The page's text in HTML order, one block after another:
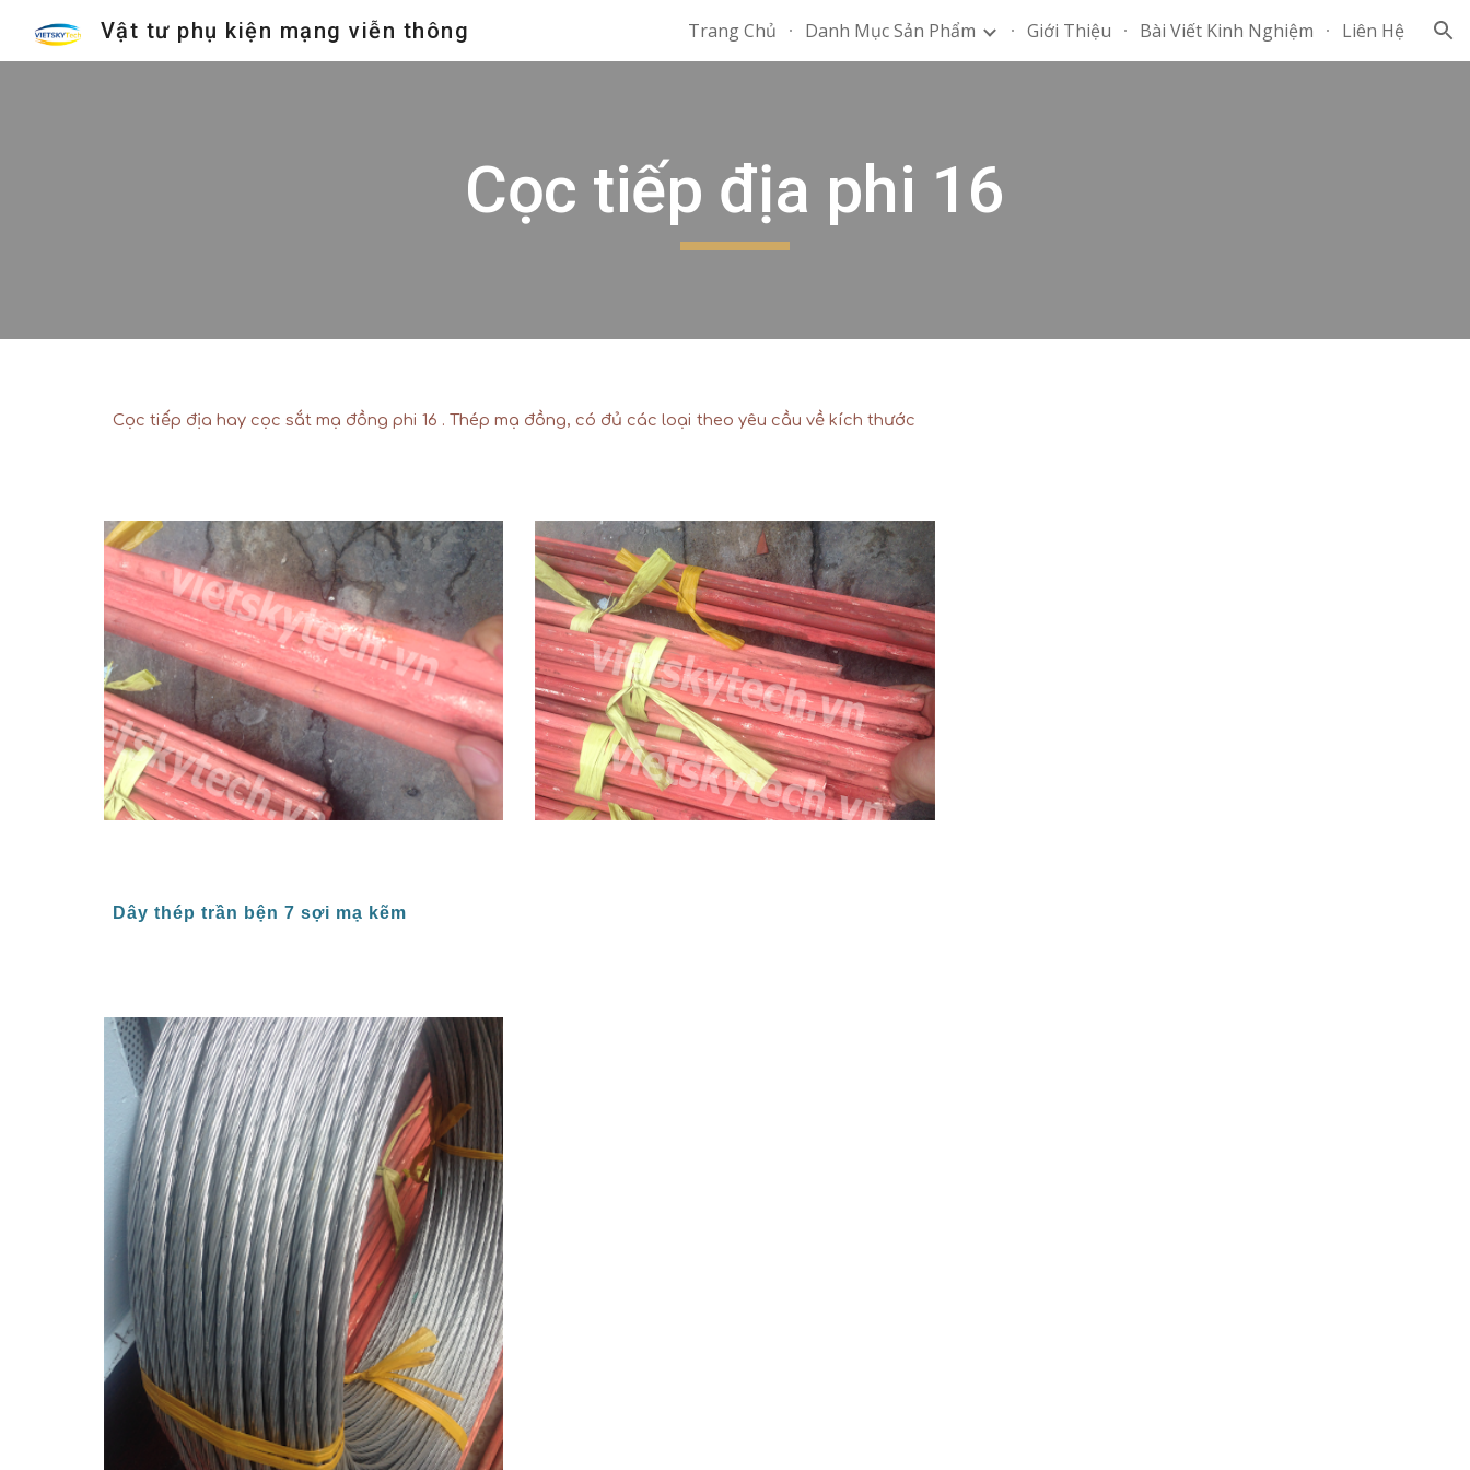
Skip to navigation
Vật tư phụ kiện mạng viễn thông Trang Chủ Danh Mục Sản Phẩm Giới Thiệu Bài Viết Kinh Nghiệm Liên Hệ
Cọc tiếp địa phi 16
Cọc tiếp địa hay cọc sắt mạ đồng phi 16 . Thép mạ đồng, có đủ các loại theo yêu cầu về kích thước
Dây thép trần bện 7 sợi mạ kẽm